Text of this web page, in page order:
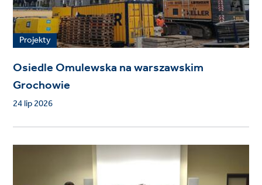
Projekty
Osiedle Omulewska na warszawskim
Grochowie
24 lip 2026